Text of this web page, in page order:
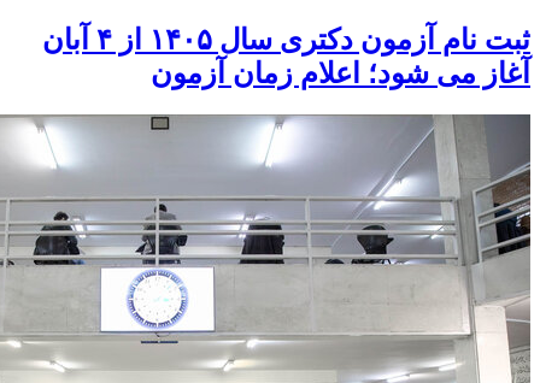
ثبت نام آزمون دکتری سال ۱۴۰۵ از ۴ آبان
آغاز می شود؛ اعلام زمان آزمون